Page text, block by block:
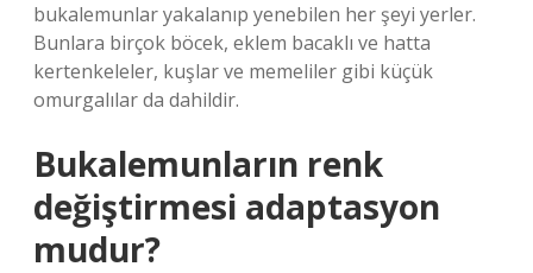
bukalemunlar yakalanıp yenebilen her şeyi yerler.
Bunlara birçok böcek, eklem bacaklı ve hatta
kertenkeleler, kuşlar ve memeliler gibi küçük
omurgalılar da dahildir.
Bukalemunların renk
değiştirmesi adaptasyon
mudur?